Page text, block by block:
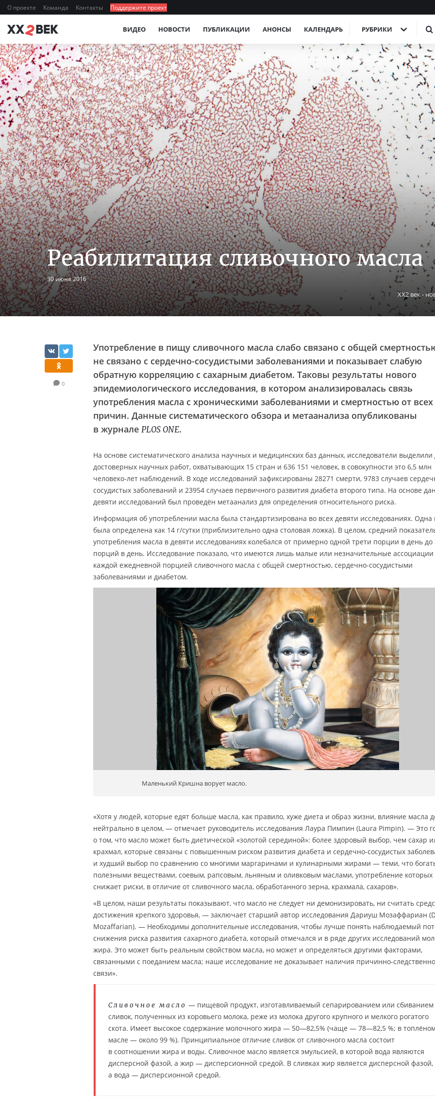
О проекте Команда Контакты Поддержите проект
ВИДЕО НОВОСТИ ПУБЛИКАЦИИ АНОНСЫ КАЛЕНДАРЬ РУБРИКИ
МЕДИЦИНА, ФИЗИОЛОГИЯ, ЗДОРОВЬЕ
Реабилитация сливочного масла
30 июня 2016
XX2 век -
0
Употребление в пищу сливочного масла слабо связано с общей
не связано с сердечно-сосудистыми заболеваниями и показывает слабую
обратную корреляцию с сахарным диабетом. Таковы результаты нового
эпидемиологического исследования, в котором анализировалась связь
употребления масла с хроническими заболеваниями и смертностью от всех
причин. Данные систематического обзора и метаанализа опубликованы
в журнале PLOS ONE.
На основе систематического анализа научных и медицинских баз данных, исследователи выделили
достоверных научных работ, охватывающих 15 стран и 636 151 человек, в совокупности это 6,5 млн
человеко-лет наблюдений. В ходе исследований зафиксированы 28271 смерти, 9783 случаев
сосудистых заболеваний и 23954 случаев первичного развития диабета второго типа. На основе
девяти исследований был проведён метаанализ для определения относительного риска.
Информация об употреблении масла была стандартизирована во всех девяти исследованиях. Одна
была определена как 14 г/сутки (приблизительно одна столовая ложка). В целом, средний
употребления масла в девяти исследованиях колебался от примерно одной трети порции в день до
порций в день. Исследование показало, что имеются лишь малые или незначительные
каждой ежедневной порцией сливочного масла с общей смертностью, сердечно-сосудистыми
заболеваниями и диабетом.
Маленький Кришна ворует масло.
«Хотя у людей, которые едят больше масла, как правило, хуже диета и образ жизни, влияние масла
нейтрально в целом, — отмечает руководитель исследования Лаура Пимпин (Laura Pimpin). — Это
о том, что масло может быть диетической «золотой серединой»: более здоровый выбор, чем сахар
крахмал, которые связаны с повышенным риском развития диабета и сердечно-сосудистых
и худший выбор по сравнению со многими маргаринами и кулинарными жирами — теми, что
полезными веществами, соевым, рапсовым, льняным и оливковым маслами, употребление которых
снижает риски, в отличие от сливочного масла, обработанного зерна, крахмала, сахаров».
«В целом, наши результаты показывают, что масло не следует ни демонизировать, ни считать
достижения крепкого здоровья, — заключает старший автор исследования Дариуш Мозаффариан
Mozaffarian). — Необходимы дополнительные исследования, чтобы лучше понять наблюдаемый
снижения риска развития сахарного диабета, который отмечался и в ряде других исследований
жира. Это может быть реальным свойством масла, но может и определяться другими факторами,
связанными с поеданием масла; наше исследование не доказывает наличия причинно-
связи».
Сливочное масло — пищевой продукт, изготавливаемый сепарированием или сбиванием
сливок, полученных из коровьего молока, реже из молока другого крупного и мелкого рогатого
скота. Имеет высокое содержание молочного жира — 50—82,5% (чаще — 78—82,5 %; в топлёном
масле — около 99 %). Принципиальное отличие сливок от сливочного масла состоит
в соотношении жира и воды. Сливочное масло является эмульсией, в которой вода являются
дисперсной фазой, а жир — дисперсионной средой. В сливках жир является дисперсной фазой,
а вода — дисперсионной средой.